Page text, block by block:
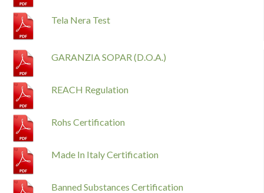
Tela Nera Test
GARANZIA SOPAR (D.O.A.)
REACH Regulation
Rohs Certification
Made In Italy Certification
Banned Substances Certification